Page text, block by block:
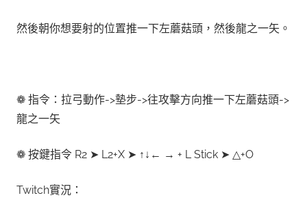
然後朝你想要射的位置推一下左蘑菇頭，然後龍之一矢。
❁ 指令：拉弓動作->墊步->往攻擊方向推一下左蘑菇頭->
龍之一矢
❁ 按鍵指令 R2 ➤ L2+X ➤ ↑↓← → + L Stick ➤ △+O
Twitch實況：